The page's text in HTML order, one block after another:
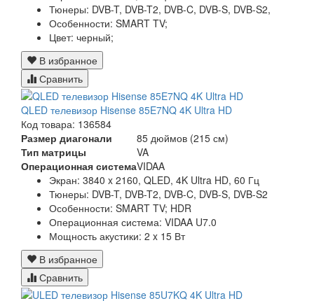
Тюнеры: DVB-T, DVB-T2, DVB-C, DVB-S, DVB-S2,
Особенности: SMART TV;
Цвет: черный;
В избранное
Сравнить
QLED телевизор Hisense 85E7NQ 4K Ultra HD
Код товара: 136584
Размер диагонали
85 дюймов (215 см)
Тип матрицы
VA
Операционная системаVIDAA
Экран: 3840 x 2160, QLED, 4K Ultra HD, 60 Гц
Тюнеры: DVB-T, DVB-T2, DVB-C, DVB-S, DVB-S2
Особенности: SMART TV; HDR
Операционная система: VIDAA U7.0
Мощность акустики: 2 x 15 Вт
В избранное
Сравнить